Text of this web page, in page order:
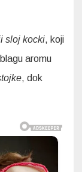
sloj kocki, koji
aromu
, dok